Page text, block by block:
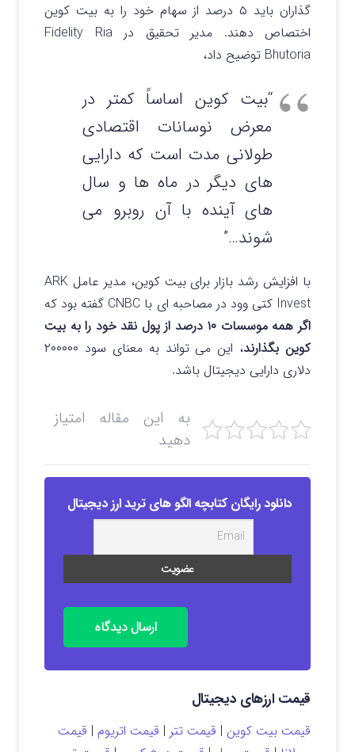
گذاران باید ۵ درصد از سهام خود را به بیت کوین
اختصاص دهند. مدیر تحقیق در Fidelity Ria
Bhutoria توضیح داد،
“بیت کوین اساساً کمتر در
معرض نوسانات اقتصادی
طولانی مدت است که دارایی
های دیگر در ماه ها و سال
های آینده با آن روبرو می
شوند…”
با افزایش رشد بازار برای بیت کوین، مدیر عامل ARK
Invest کتی وود در مصاحبه ای با CNBC گفته بود که
اگر همه موسسات ۱۰ درصد از پول نقد خود را به بیت
کوین بگذارند
، این می تواند به معنای سود ۲۰۰۰۰۰
دلاری دارایی دیجیتال باشد.
به این مقاله امتیاز
دهید
دانلود رایگان کتابچه الگو های ترید ارز دیجیتال
ارسال دیدگاه
قیمت ارزهای دیجیتال
قیمت بیت کوین | قیمت تتر | قیمت اتریوم | قیمت